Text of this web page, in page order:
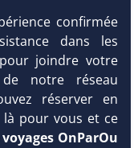
confirmée
dans les
joindre votre
de notre réseau
réserver en
pour vous et ce
OnParOu